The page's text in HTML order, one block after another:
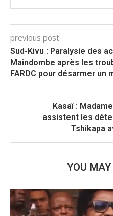
previous post
Sud-Kivu : Paralysie des
Maindombe après les
FARDC pour désarmer un
Kasaï :
assistent les
Tshikapa
YOU